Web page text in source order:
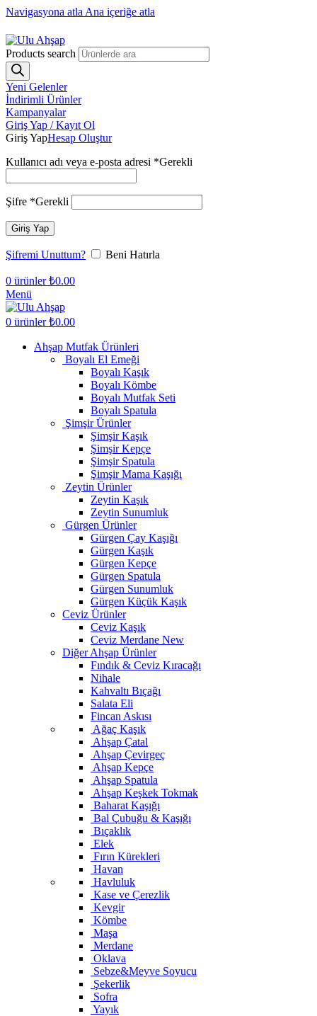
Navigasyona atla Ana içeriğe atla
Products search
Yeni Gelenler
İndirimli Ürünler
Kampanyalar
Giriş Yap / Kayıt Ol
Giriş YapHesap Oluştur
Kullanıcı adı veya e-posta adresi *Gerekli
Şifre *Gerekli
Giriş Yap
Şifremi Unuttum? Beni Hatırla
0 ürünler ₺0.00
Menü
0 ürünler ₺0.00
Ahşap Mutfak Ürünleri
Boyalı El Emeği
Boyalı Kaşık
Boyalı Kömbe
Boyalı Mutfak Seti
Boyalı Spatula
Şimşir Ürünler
Şimşir Kaşık
Şimşir Kepçe
Şimşir Spatula
Şimşir Mama Kaşığı
Zeytin Ürünler
Zeytin Kaşık
Zeytin Sunumluk
Gürgen Ürünler
Gürgen Çay Kaşığı
Gürgen Kaşık
Gürgen Kepçe
Gürgen Spatula
Gürgen Sunumluk
Gürgen Küçük Kaşık
Ceviz Ürünler
Ceviz Kaşık
Ceviz Merdane New
Diğer Ahşap Ürünler
Fındık & Ceviz Kıracağı
Nihale
Kahvaltı Bıçağı
Salata Eli
Fincan Askısı
Ağaç Kaşık
Ahşap Çatal
Ahşap Çevirgeç
Ahşap Kepçe
Ahşap Spatula
Ahşap Keşkek Tokmak
Baharat Kaşığı
Bal Çubuğu & Kaşığı
Bıçaklık
Elek
Fırın Kürekleri
Havan
Havluluk
Kase ve Çerezlik
Kevgir
Kömbe
Maşa
Merdane
Oklava
Sebze&Meyve Soyucu
Şekerlik
Sofra
Yayık